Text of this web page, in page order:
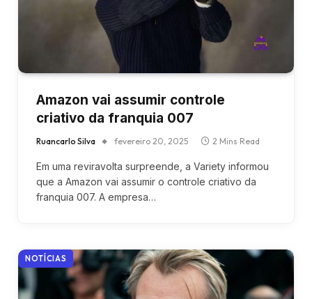
Amazon vai assumir controle
criativo da franquia 007
Ruancarlo Silva fevereiro 20, 2025 2 Mins Read
Em uma reviravolta surpreende, a Variety informou
que a Amazon vai assumir o controle criativo da
franquia 007. A empresa…
NOTÍCIAS